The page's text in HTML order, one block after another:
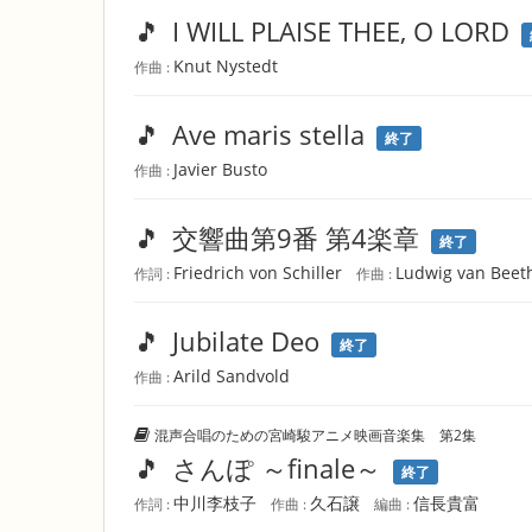
🎵 I WILL PLAISE THEE, O LORD
作曲 : Knut Nystedt
🎵 Ave maris stella 終了
作曲 : Javier Busto
🎵 交響曲第9番 第4楽章 終了
作詞 : Friedrich von Schiller 作曲 : Ludwig van
🎵 Jubilate Deo 終了
作曲 :Arild Sandvold
混声合唱のための宮崎駿アニメ映画音楽集 第2集
🎵 さんぽ ～finale～ 終了
作詞 :中川李枝子 作曲 : 久石譲 編曲 :信長貴富